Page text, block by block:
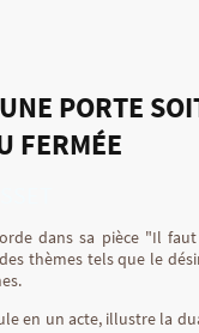
PORTE
FERMÉE
dans sa pièce "Il
thèmes tels que le
en un acte, illustre la